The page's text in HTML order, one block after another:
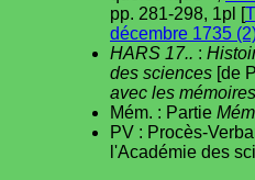
pp. 281-298, 1pl [
décembre 1735
HARS 17.. :
des sciences [de
avec les
Mém. : Partie
PV : Procès-
l'Académie des